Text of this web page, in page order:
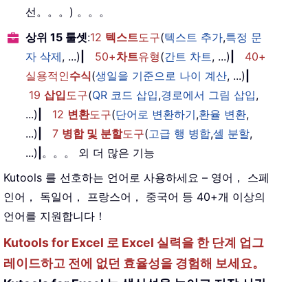
선。。。) 。。。
상위 15 툴셋:12 텍스트도구(텍스트 추가,특정 문
자 삭제, ...) 50+차트유형(간트 차트, ...)
40+
실용적인수식(생일을 기준으로 나이 계산, ...)
19 삽입 도구(QR 코드 삽입,경로에서 그림 삽입,
...)
12 변환도구(단어로 변환하기,환율 변환,
...)
7 병합 및 분할도구(고급 행 병합,셀 분할,
...) 。。。 외 더 많은 기능
Kutools 를 선호하는 언어로 사용하세요 – 영어， 스페
인어， 독일어， 프랑스어， 중국어 등 40+개 이상의
언어를 지원합니다！
Kutools for Excel 로 Excel 실력을 한 단계 업그
레이드하고 전에 없던 효율성을 경험해 보세요。